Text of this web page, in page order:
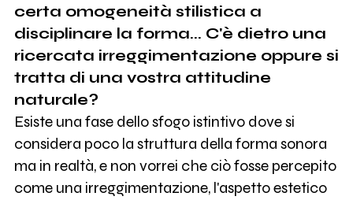
certa omogeneità stilistica a
disciplinare la forma... C'è dietro una
ricercata irreggimentazione oppure si
tratta di una vostra attitudine
naturale?
Esiste una fase dello sfogo istintivo dove si
considera poco la struttura della forma sonora
ma in realtà, e non vorrei che ciò fosse percepito
come una irreggimentazione, l'aspetto estetico